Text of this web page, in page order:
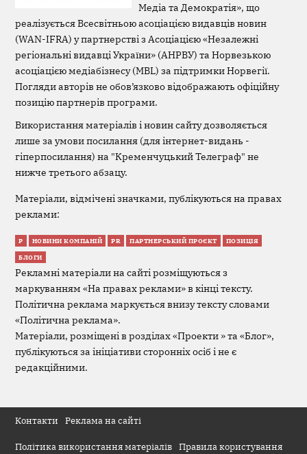
Медіа та Демократія», що
реалізується Всесвітньою асоціацією видавців новин
(WAN-IFRA) у партнерстві з Асоціацією «Незалежні
регіональні видавці України» (АНРВУ) та Норвезькою
асоціацією медіабізнесу (MBL) за підтримки Норвегії.
Погляди авторів не обов’язково відображають офіційну
позицію партнерів програми.
Використання матеріалів і новин сайту дозволяється
лише за умови посилання (для інтернет-видань -
гіперпосилання) на "Кременчуцький Телеграф" не
нижче третього абзацу.
Матеріали, відмічені значками, публікуються на правах
реклами:
Р НОВИНИ КОМПАНІЙ PR ПАРТНЕРСЬКИЙ ПРОЄКТ ПОЗИЦІЯ
БЛОГИ
Рекламні матеріали на сайті розміщуються з
маркуванням «На правах реклами» в кінці тексту.
Політична реклама маркується внизу тексту словами
«Політична реклама».
Матеріали, розміщені в розділах «Проекти » та «Блог»,
публікуються за ініціативи сторонніх осіб і не є
редакційними.
Контакти Реклама на сайті
Політика використання матеріалів Правила користування